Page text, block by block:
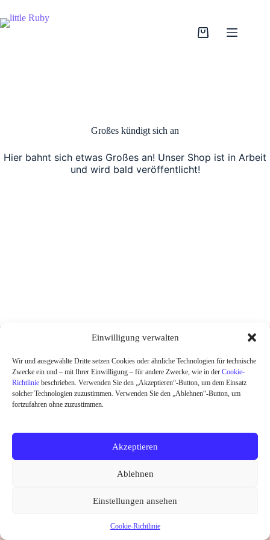
Einwilligung verwalten
Wir und ausgewählte Dritte setzen Cookies oder ähnliche Technologien für technische
Zwecke ein und – mit Ihrer Einwilligung – für andere Zwecke, wie in der Cookie-
Richtlinie beschrieben. Verwenden Sie den „Akzeptieren“-Button, um dem Einsatz
solcher Technologien zuzustimmen. Verwenden Sie den „Ablehnen“-Button, um
fortzufahren ohne zuzustimmen.
Akzeptieren
Ablehnen
Einstellungen ansehen
Cookie-Richtlinie
Inhalt
springen
Warenkorb
Großes kündigt sich an
Hier bahnt sich etwas Großes an! Unser Shop ist in Arbeit
und wird bald veröffentlicht!
DESIGNED UND HANDGEDRUCKT IN
HOME
SHOP
ABOUT
Widerrufsrecht Datenschutz AGB
Kontakt
Cookie-Richtlinie (EU)